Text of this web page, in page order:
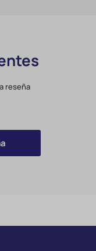
reseña